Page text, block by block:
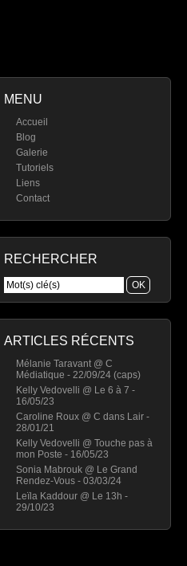
MENU
Accueil
Blog
Galerie
Tutoriels
Liens
Contact
RECHERCHER
ARTICLES RÉCENTS
Mélanie Taravant @ C
Médiatique - 22/09/24 (caps)
Kelly Vedovelli @ Le 6 à 7 -
16/05/23
Caroline Roux @ C dans Lair -
28/01/21
Kelly Vedovelli @ Touche pas à
mon Poste - 16/05/23
Sonia Mabrouk @ Le Grand
Rendez-Vous - 03/03/24
Leïla Kaddour @ Le 13h -
29/10/23